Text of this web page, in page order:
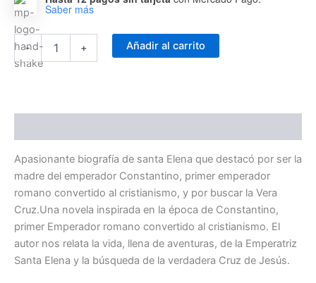
Saber más
-
El
árbol
viviente
+ Añadir al carrito
Apasionante biografía de santa Elena que destacó por ser la
madre del emperador Constantino, primer emperador
romano convertido al cristianismo, y por buscar la Vera
Cruz.Una novela inspirada en la época de Constantino,
primer Emperador romano convertido al cristianismo. El
autor nos relata la vida, llena de aventuras, de la Emperatriz
Santa Elena y la búsqueda de la verdadera Cruz de Jesús.